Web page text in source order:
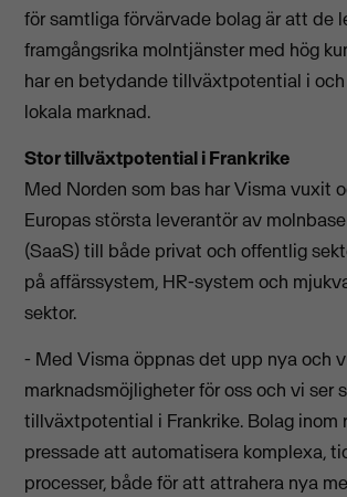
för samtliga förvärvade bolag är att de
framgångsrika molntjänster med hög
har en betydande tillväxtpotential i
lokala marknad.
Stor tillväxtpotential i Frankrike
Med Norden som bas har Visma vuxit
Europas största leverantör av
(SaaS) till både privat och offentlig
på affärssystem, HR-system och
sektor.
- Med Visma öppnas det upp nya och
marknadsmöjligheter för oss och vi ser
tillväxtpotential i Frankrike. Bolag inom
pressade att automatisera komplexa,
processer, både för att attrahera nya